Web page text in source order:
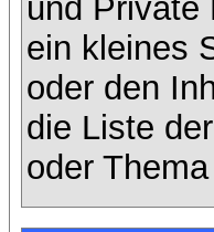
und Private
ein kleines
oder den
die Liste
oder